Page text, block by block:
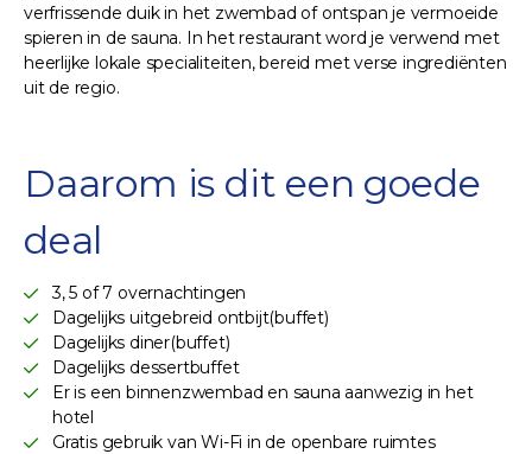
verfrissende duik in het zwembad of ontspan je vermoeide
spieren in de sauna. In het restaurant word je verwend met
heerlijke lokale specialiteiten, bereid met verse ingrediënten
uit de regio.
Daarom is dit een goede
deal
3, 5 of 7 overnachtingen
Dagelijks uitgebreid ontbijt(buffet)
Dagelijks diner(buffet)
Dagelijks dessertbuffet
Er is een binnenzwembad en sauna aanwezig in het
hotel
Gratis gebruik van Wi-Fi in de openbare ruimtes